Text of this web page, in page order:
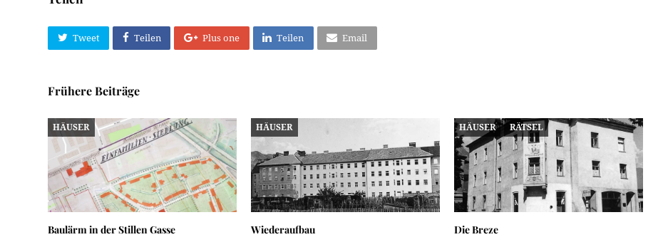
Tweet Teilen Plus one Teilen Email
Frühere Beiträge
HÄUSER
Baulärm in der Stillen Gasse
HÄUSER
Wiederaufbau
HÄUSER RÄTSEL
Die Breze